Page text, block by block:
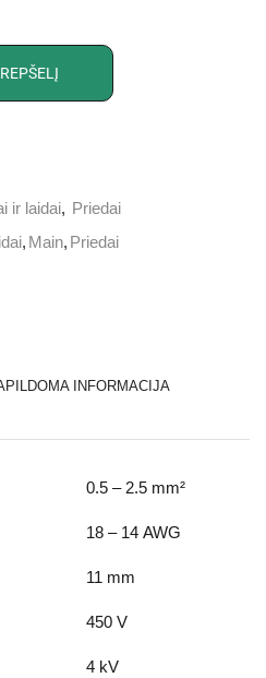
ir laidai, Priedai
, Main, Priedai
INFORMACIJA
0.5 – 2.5 mm²
18 – 14AWG
11 mm
450 V
4 kV